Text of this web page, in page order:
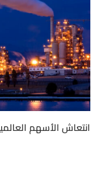
انتعاش الأسهم